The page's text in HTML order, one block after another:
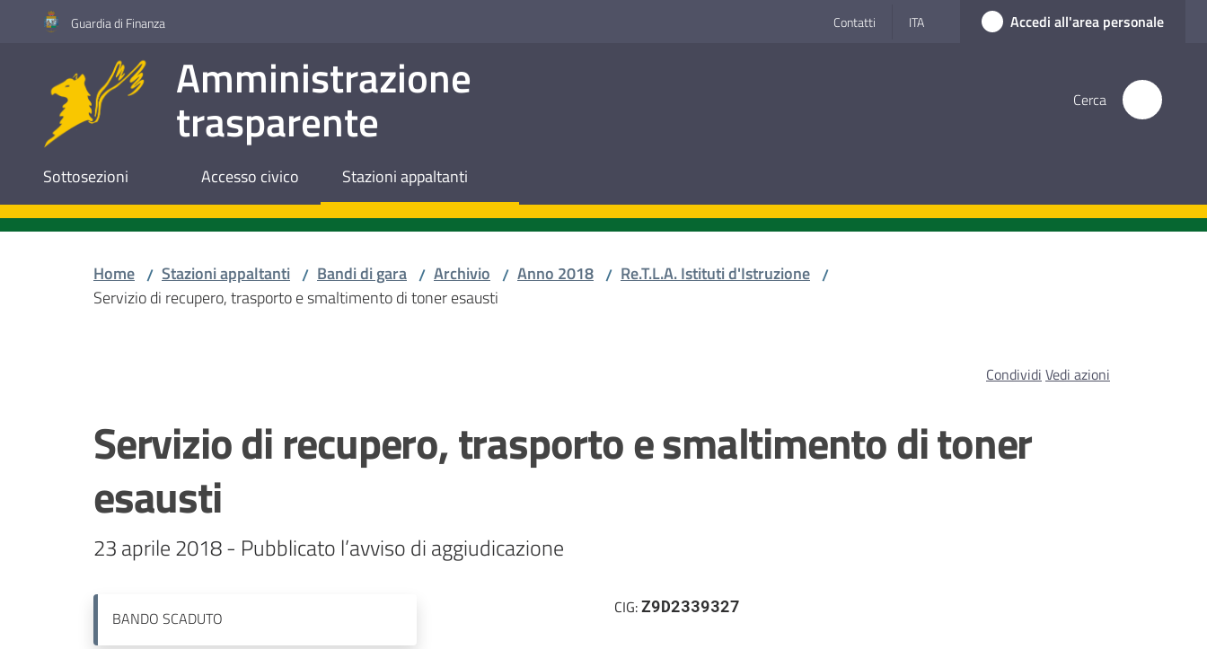
Vai al contenuto
Vai alla navigazione
Vai al footerGuardia di Finanza Contatti ITA Accedi all'area personale
Amministrazione
trasparente Cerca
Sottosezioni Accesso civico Stazioni appaltanti
Home / Stazioni appaltanti / Bandi di gara / Archivio / Anno 2018 / Re.T.L.A. Istituti d'Istruzione /
Servizio di recupero, trasporto e smaltimento di toner esausti
Servizio di recupero, trasporto e smaltimento di toner
esausti
BANDO SCADUTO
CIG:Z9D2339327
Condividi Vedi azioni